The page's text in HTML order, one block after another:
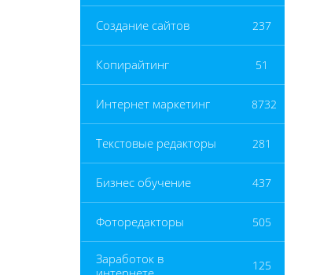
Создание сайтов 237
Копирайтинг 51
Интернет маркетинг 8732
Текстовые редакторы 281
Бизнес обучение 437
Фоторедакторы 505
Заработок в
125